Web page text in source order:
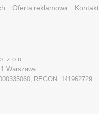
Oferta reklamowa Kontakt
z o.o.
Warszawa
REGON: 141962729